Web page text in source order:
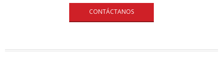
CONTÁCTANOS